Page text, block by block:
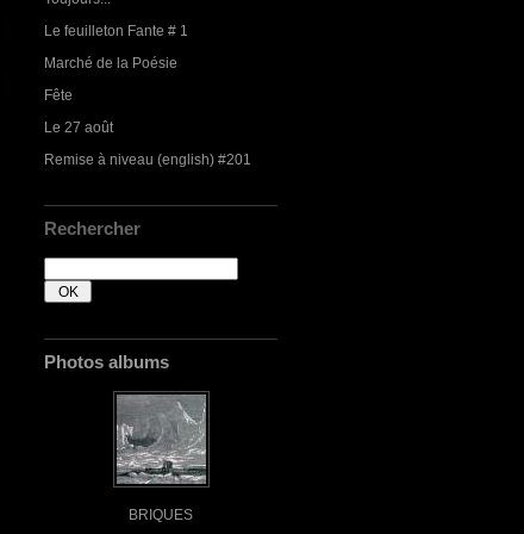
Le feuilleton Fante # 1
Marché de la Poésie
Fête
Le 27 août
Remise à niveau (english) #201
Rechercher
Photos albums
BRIQUES